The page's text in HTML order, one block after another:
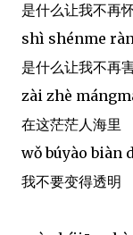
是什么让我不再
shì shénme
是什么让我不再
zài zhè
在这茫茫人海里
wǒ búyào biàn
我不要变得透明